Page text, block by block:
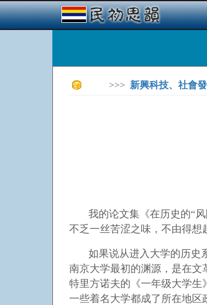
>>> 新興科技、社會
我的论文集《在历史的“
不乏一丝苦涩之味，不由得想
如果说从进入大学的历史
南京大学最初的渊源，是在
特里方诺夫的《一年级大学生
一些着名大学都成了所在地区